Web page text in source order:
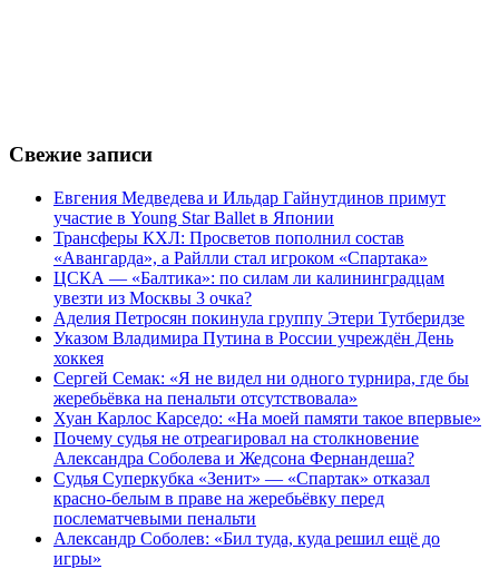
Свежие записи
Евгения Медведева и Ильдар Гайнутдинов примут
участие в Young Star Ballet в Японии
Трансферы КХЛ: Просветов пополнил состав
«Авангарда», а Райлли стал игроком «Спартака»
ЦСКА — «Балтика»: по силам ли калининградцам
увезти из Москвы 3 очка?
Аделия Петросян покинула группу Этери Тутберидзе
Указом Владимира Путина в России учреждён День
хоккея
Сергей Семак: «Я не видел ни одного турнира, где бы
жеребьёвка на пенальти отсутствовала»
Хуан Карлос Карседо: «На моей памяти такое впервые»
Почему судья не отреагировал на столкновение
Александра Соболева и Жедсона Фернандеша?
Судья Суперкубка «Зенит» — «Спартак» отказал
красно-белым в праве на жеребьёвку перед
послематчевыми пенальти
Александр Соболев: «Бил туда, куда решил ещё до
игры»